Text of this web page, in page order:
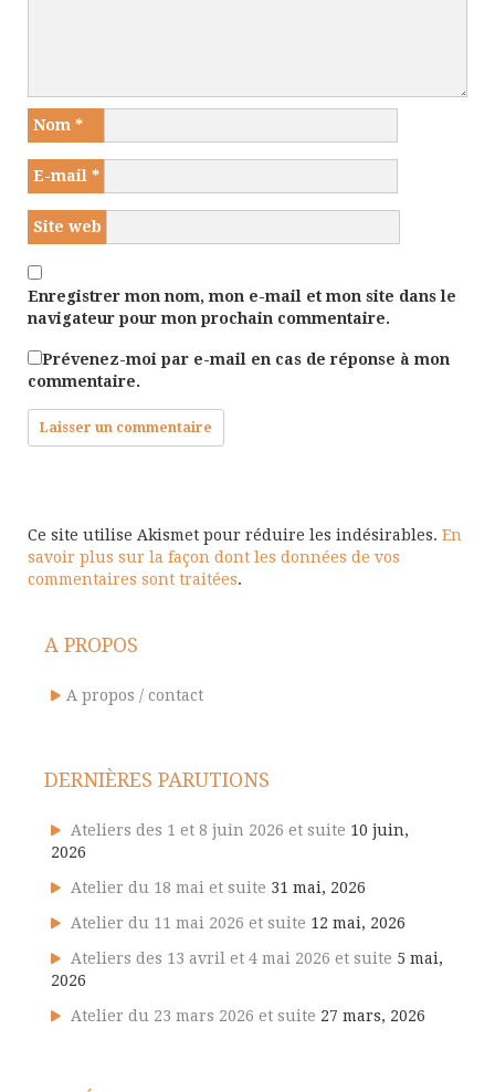
Nom *
E-mail *
Site web
Enregistrer mon nom, mon e-mail et mon site dans le
navigateur pour mon prochain commentaire.
Prévenez-moi par e-mail en cas de réponse à mon
commentaire.
Ce site utilise Akismet pour réduire les indésirables. En
savoir plus sur la façon dont les données de vos
commentaires sont traitées.
A PROPOS
A propos / contact
DERNIÈRES PARUTIONS
Ateliers des 1 et 8 juin 2026 et suite 10 juin,
2026
Atelier du 18 mai et suite 31 mai, 2026
Atelier du 11 mai 2026 et suite 12 mai, 2026
Ateliers des 13 avril et 4 mai 2026 et suite 5 mai,
2026
Atelier du 23 mars 2026 et suite 27 mars, 2026